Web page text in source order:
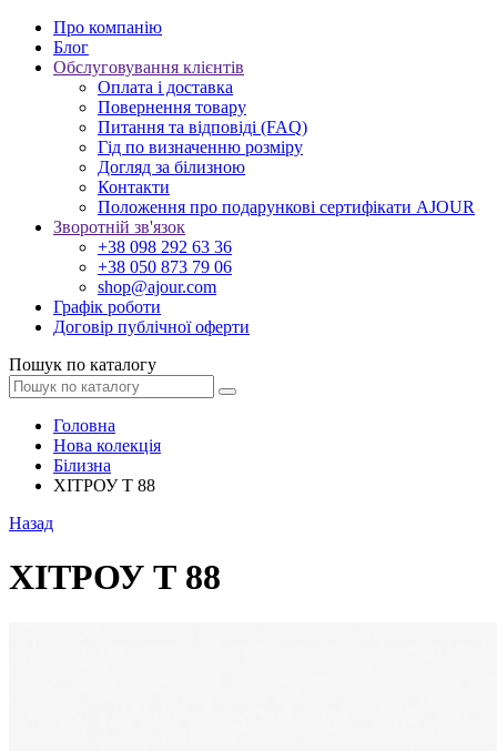
Про компанію
Блог
Обслуговування клієнтів
Оплата і доставка
Повернення товару
Питання та відповіді (FAQ)
Гід по визначенню розміру
Догляд за білизною
Контакти
Положення про подарункові сертифікати AJOUR
Зворотній зв'язок
+38 098 292 63 36
+38 050 873 79 06
shop@ajour.com
Графік роботи
Договір публічної оферти
Пошук по каталогу
Головна
Нова колекція
Білизна
ХІТРОУ Т 88
Назад
ХІТРОУ Т 88